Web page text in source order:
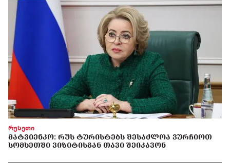
რუსეთი
ᲛᲐᲢᲕᲘᲔᲜᲙᲝ: ᲠᲣᲡ ᲢᲣᲠᲘᲡᲢᲔᲑᲡ ᲨᲔᲡᲐᲫᲚᲝᲐ ᲕᲣᲠᲩᲘᲝᲗ
ᲡᲝᲛᲮᲔᲗᲨᲘ ᲕᲘᲖᲘᲢᲘᲡᲒᲐᲜ ᲗᲐᲕᲘ ᲨᲔᲘᲙᲐᲕᲝᲜ